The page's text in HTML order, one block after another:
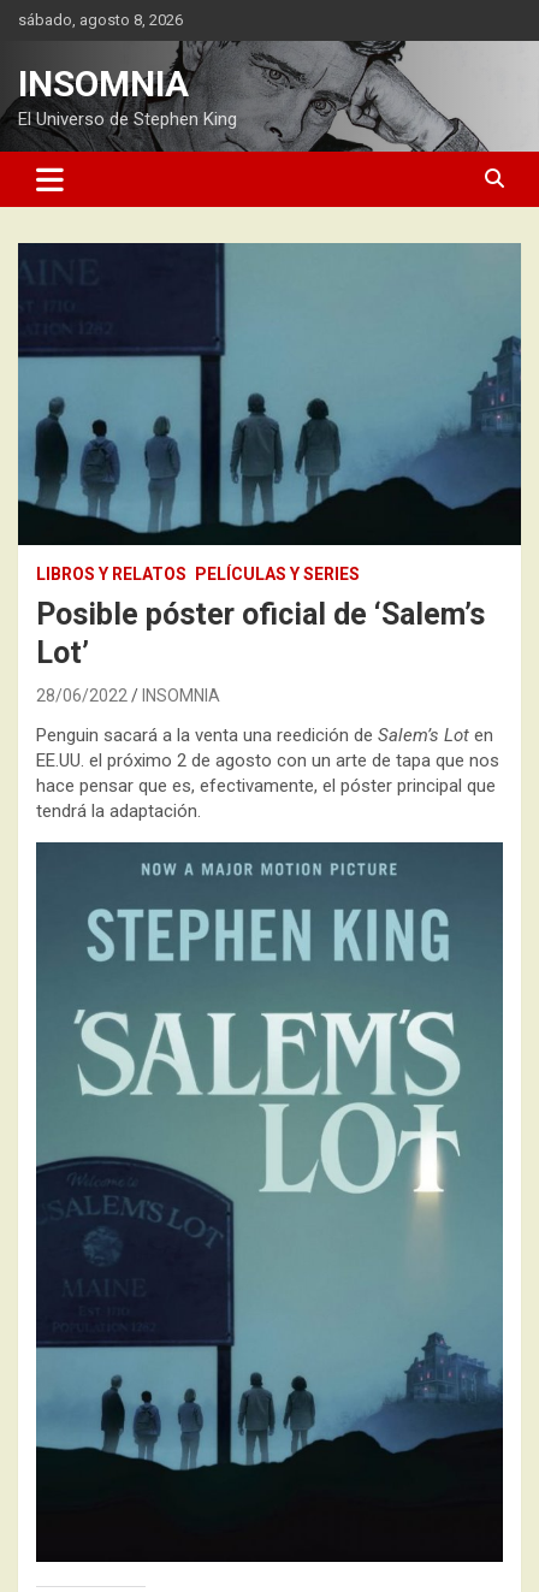
Saltarsábado, agosto 8, 2026
INSOMNIA
El Universo de Stephen King
LIBROS Y RELATOS PELÍCULAS Y SERIES
Posible póster oficial de ‘Salem’s
Lot’
28/06/2022 INSOMNIA
Penguin sacará a la venta una reedición de Salem’s Lot en
EE.UU. el próximo 2 de agosto con un arte de tapa que nos
hace pensar que es, efectivamente, el póster principal que
tendrá la adaptación.